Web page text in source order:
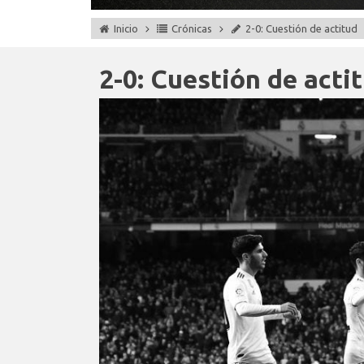
Inicio Crónicas 2-0: Cuestión de actitud
2-0: Cuestión de